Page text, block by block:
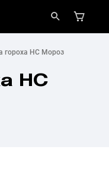
гороха НС Мороз
НС